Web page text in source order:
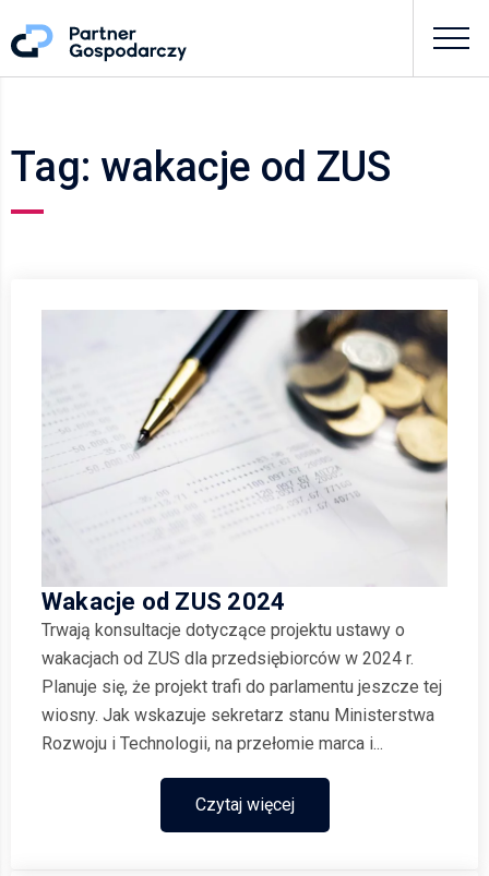
Tag: wakacje od ZUS
Wakacje od ZUS 2024
Trwają konsultacje dotyczące projektu ustawy o
wakacjach od ZUS dla przedsiębiorców w 2024 r.
Planuje się, że projekt trafi do parlamentu jeszcze tej
wiosny. Jak wskazuje sekretarz stanu Ministerstwa
Rozwoju i Technologii, na przełomie marca i...
Czytaj więcej